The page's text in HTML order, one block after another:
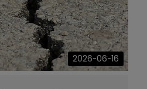
2026-06-16